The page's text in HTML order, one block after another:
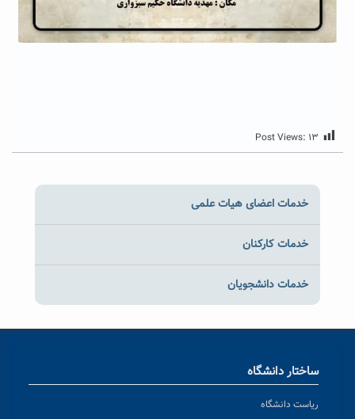
Post Views: ۱۳
خدمات اعضای هیات علمی
خدمات کارکنان
خدمات دانشجویان
ساختار دانشگاه
ریاست دانشگاه